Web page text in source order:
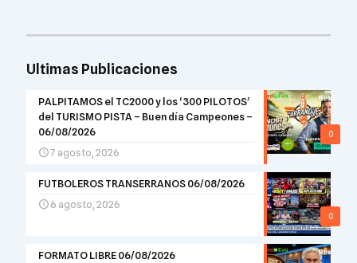
Ultimas Publicaciones
0
PALPITAMOS el TC2000 y los ‘300 PILOTOS’
del TURISMO PISTA – Buen día Campeones –
06/08/2026
7 agosto, 2026
0
FUTBOLEROS TRANSERRANOS 06/08/2026
6 agosto, 2026
FORMATO LIBRE 06/08/2026